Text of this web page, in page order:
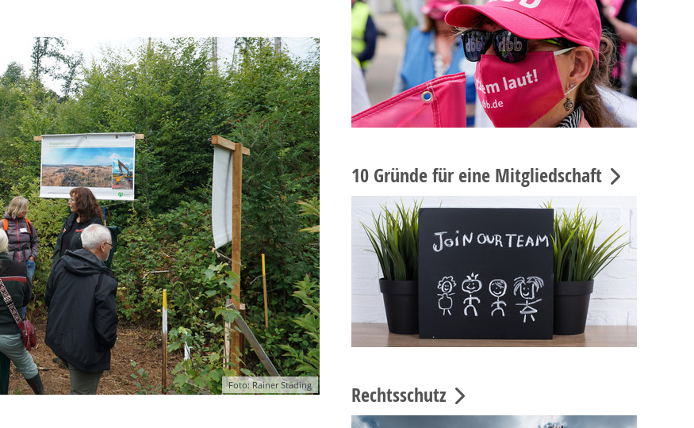
Foto: Rainer Städing
10 Gründe für eine Mitgliedschaft
Rechtsschutz